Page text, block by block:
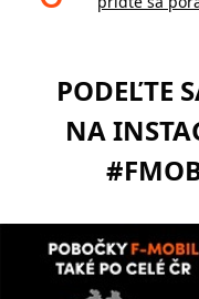
PODEĽTE
NA